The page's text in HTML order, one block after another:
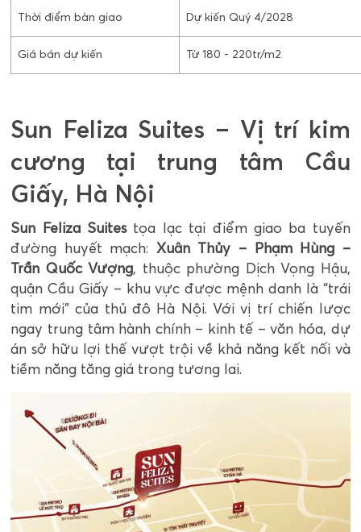
Thời điểm bàn giao Dự kiến Quý 4/2028
Giá bán dự kiến Từ 180 - 220tr/m2
Sun Feliza Suites – Vị trí kim
cương tại trung tâm Cầu
Giấy, Hà Nội
Sun Feliza Suitestọa lạc tại điểm giao ba tuyến
đường huyết mạch: Xuân Thủy – Phạm Hùng –
Trần Quốc Vượng, thuộc phường Dịch Vọng Hậu,
quận Cầu Giấy – khu vực được mệnh danh là “trái
tim mới” của thủ đô Hà Nội. Với vị trí chiến lược
ngay trung tâm hành chính – kinh tế – văn hóa, dự
án sở hữu lợi thế vượt trội về khả năng kết nối và
tiềm năng tăng giá trong tương lai.